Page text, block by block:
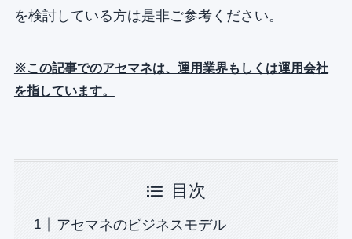
を検討している方は是非ご参考ください。
※この記事でのアセマネは、運用業界もしくは運用会社
を指しています。
目次
アセマネのビジネスモデル